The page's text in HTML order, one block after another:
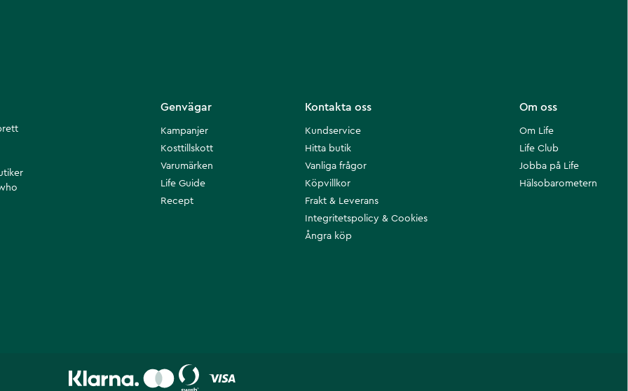
Om oss
Om Life
Life Club
Jobba på Life
Hälsobarometern
Kontakta oss
Kundservice
Hitta butik
Vanliga frågor
Köpvillkor
Frakt & Leverans
Integritetspolicy & Cookies
Ångra köp
Genvägar
Kampanjer
Kosttillskott
Varumärken
Life Guide
Recept